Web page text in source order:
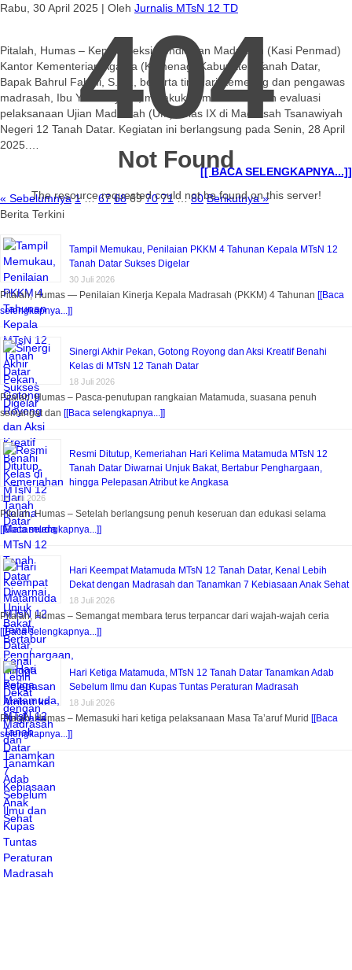
Rabu, 30 April 2025 | Oleh Jurnalis MTsN 12 TD
Pitalah, Humas – Kepala Seksi Pendidikan Madrasah (Kasi Penmad)
Kantor Kementerian Agama (Kemenag) Kabupaten Tanah Datar,
Bapak Bahrul Fahmi, S.AP., beserta tim dari Kemenag dan pengawas
madrasah, Ibu Yesi Afriyanti, melakukan monitoring dan evaluasi
pelaksanaan Ujian Madrasah (UM) kelas IX di Madrasah Tsanawiyah
Negeri 12 Tanah Datar. Kegiatan ini berlangsung pada Senin, 28 April
2025.…
[[ BACA SELENGKAPNYA...]]
« Sebelumnya 1 … 67 68 69 70 71 … 80 Berikutnya »
Berita Terkini
Tampil Memukau, Penilaian PKKM 4 Tahunan Kepala MTsN 12
Tanah Datar Sukses Digelar
30 Juli 2026
Pitalah, Humas — Penilaian Kinerja Kepala Madrasah (PKKM) 4 Tahunan [[Baca
selengkapnya...]]
Sinergi Akhir Pekan, Gotong Royong dan Aksi Kreatif Benahi
Kelas di MTsN 12 Tanah Datar
18 Juli 2026
Pitalah, Humas – Pasca-penutupan rangkaian Matamuda, suasana penuh
semangat dan [[Baca selengkapnya...]]
Resmi Ditutup, Kemeriahan Hari Kelima Matamuda MTsN 12
Tanah Datar Diwarnai Unjuk Bakat, Bertabur Penghargaan,
hingga Pelepasan Atribut ke Angkasa
18 Juli 2026
Pitalah, Humas – Setelah berlangsung penuh keseruan dan edukasi selama
[[Baca selengkapnya...]]
Hari Keempat Matamuda MTsN 12 Tanah Datar, Kenal Lebih
Dekat dengan Madrasah dan Tanamkan 7 Kebiasaan Anak Sehat
18 Juli 2026
Pitalah, Humas – Semangat membara terus terpancar dari wajah-wajah ceria
[[Baca selengkapnya...]]
Hari Ketiga Matamuda, MTsN 12 Tanah Datar Tanamkan Adab
Sebelum Ilmu dan Kupas Tuntas Peraturan Madrasah
18 Juli 2026
Pitalah, Humas – Memasuki hari ketiga pelaksanaan Masa Ta’aruf Murid [[Baca
selengkapnya...]]
404
Not Found
The resource requested could not be found on this server!